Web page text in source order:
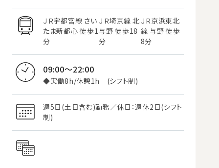
ＪＲ宇都宮線 さい
たま新都心 徒歩1
分
ＪＲ埼京線 北
与野 徒歩18
分
ＪＲ京浜東北
線 与野 徒歩
8分
09:00～22:00
◆実働8h/休憩1h (シフト制)
週5日(土日含む)勤務／休日：週休2日(シフト
制)